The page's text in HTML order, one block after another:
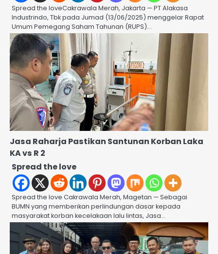
Spread the loveCakrawala Merah, Jakarta — PT Alakasa
Industrindo, Tbk pada Jumad (13/06/2025) menggelar Rapat
Umum Pemegang Saham Tahunan (RUPS)…
Jasa Raharja Pastikan Santunan Korban Laka
KA vs R 2
Spread the love
Spread the love Cakrawala Merah, Magetan — Sebagai
BUMN yang memberikan perlindungan dasar kepada
masyarakat korban kecelakaan lalu lintas, Jasa…